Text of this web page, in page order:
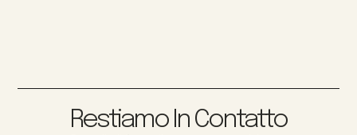
Restiamo In Contatto